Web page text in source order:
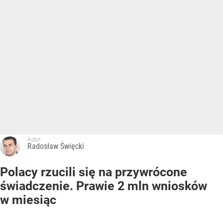
Autor:
Radosław Święcki
Polacy rzucili się na przywrócone
świadczenie. Prawie 2 mln wniosków
w miesiąc